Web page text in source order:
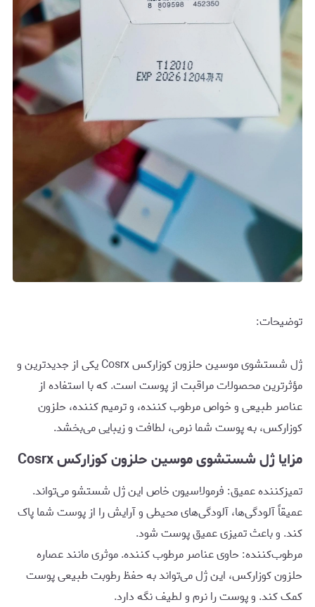
توضیحات:
ژل شستشوی موسین حلزون کوزارکس Cosrx یکی از جدیدترین و
مؤثرترین محصولات مراقبت از پوست است. که با استفاده از
عناصر طبیعی و خواص مرطوب کننده، و ترمیم کننده، حلزون
کوزارکس، به پوست شما نرمی، لطافت و زیبایی می‌بخشد.
مزایا ژل شستشوی موسین حلزون کوزارکس Cosrx
تمیزکننده عمیق: فرمولاسیون خاص این ژل شستشو می‌تواند.
عمیقاً آلودگی‌ها، آلودگی‌های محیطی و آرایش را از پوست شما پاک
کند. و باعث تمیزی عمیق پوست شود.
مرطوب‌کننده: حاوی عناصر مرطوب کننده. موثری مانند عصاره
حلزون کوزارکس، این ژل می‌تواند به حفظ رطوبت طبیعی پوست
کمک کند. و پوست را نرم و لطیف نگه دارد.